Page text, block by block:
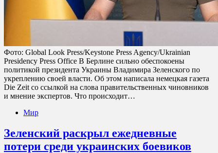
Фото: Global Look Press/Keystone Press Agency/Ukrainian
Presidency Press Office В Берлине сильно обеспокоены
политикой президента Украины Владимира Зеленского по
укреплению своей власти. Об этом написала немецкая газета
Die Zeit со ссылкой на слова правительственных чиновников
и мнение экспертов. Что происходит…
Мир
Зеленский раскрыл ежедневные
потери среди украинских боевиков